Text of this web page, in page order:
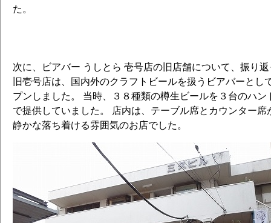
た。
次に、ビアバー うしとら 壱号店の旧店舗について、振り
旧壱号店は、国内外のクラフトビールを扱うビアバーとし
プンしました。 当時、３８種類の樽生ビールを３台のハ
で提供していました。 店内は、テーブル席とカウンター
静かな落ち着ける雰囲気のお店でした。